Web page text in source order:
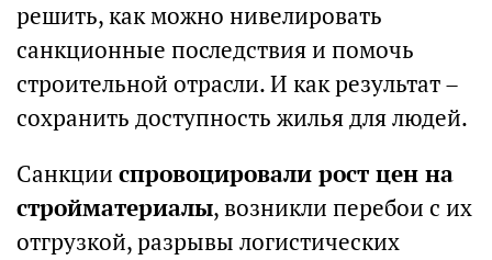
решить, как можно нивелировать
санкционные последствия и помочь
строительной отрасли. И как результат –
сохранить доступность жилья для людей.
Санкции спровоцировали рост цен на
стройматериалы, возникли перебои с их
отгрузкой, разрывы логистических